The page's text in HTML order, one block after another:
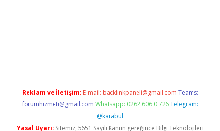
Reklam ve İletişim: E-mail: backlinkpaneli@gmail.com Teams:
forumhizmeti@gmail.com Whatsapp: 0262 606 0 726 Telegram:
@karabul
Yasal Uyarı: Sitemiz, 5651 Sayılı Kanun gereğince Bilgi Teknolojileri